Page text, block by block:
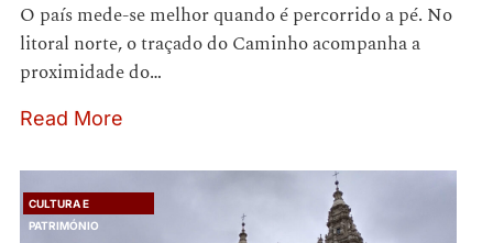
O país mede-se melhor quando é percorrido a pé. No
litoral norte, o traçado do Caminho acompanha a
proximidade do…
Read More
CULTURA E
PATRIMÓNIO